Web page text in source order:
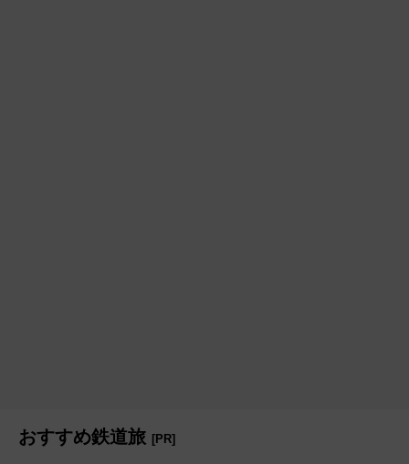
おすすめ鉄道旅 [PR]